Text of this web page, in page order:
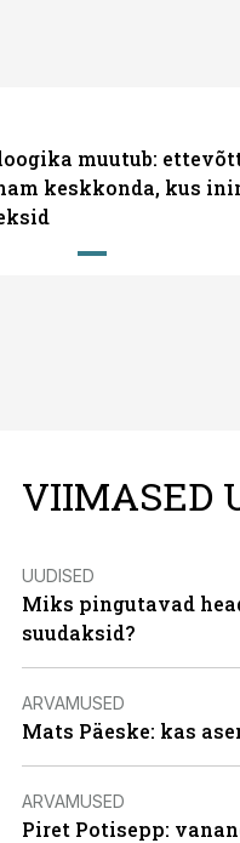
muutub:
keskkonda, kus
VIIMASED
UUDISED
Miks pingutavad
suudaksid?
ARVAMUSED
Mats Päeske: kas
ARVAMUSED
Piret Potisepp: